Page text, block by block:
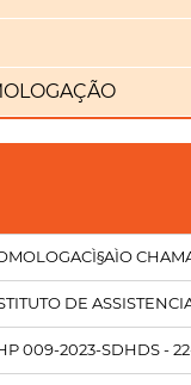
DE
009-2023-SDHDS -